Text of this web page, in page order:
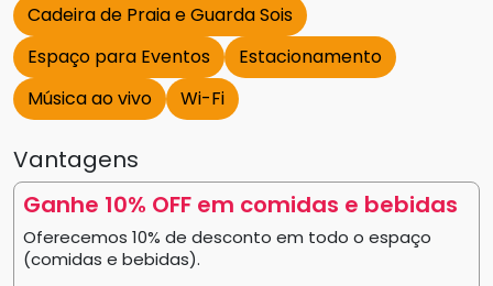
Cadeira de Praia e Guarda Sois
Espaço para Eventos
Estacionamento
Música ao vivo
Wi-Fi
Vantagens
Ganhe 10% OFF em comidas e bebidas
Oferecemos 10% de desconto em todo o espaço
(comidas e bebidas).